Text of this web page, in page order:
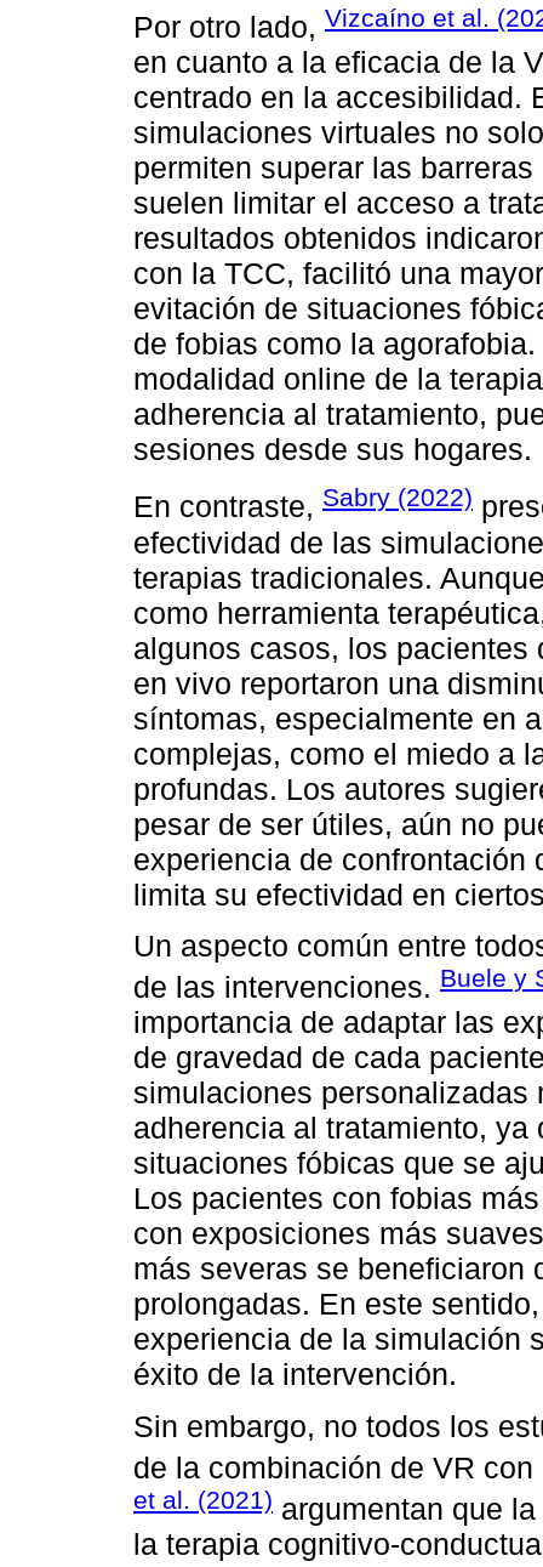
Por otro lado, Vizcaíno et al.
en cuanto a la eficacia de la
centrado en la accesibilidad.
simulaciones virtuales no
permiten superar las
suelen limitar el acceso a
resultados obtenidos
con la TCC, facilitó una
evitación de situaciones
de fobias como la
modalidad online de la
adherencia al tratamiento,
sesiones desde sus hogares.
En contraste, Sabry (2022)
efectividad de las
terapias tradicionales.
como herramienta
algunos casos, los
en vivo reportaron una
síntomas, especialmente en
complejas, como el miedo a
profundas. Los autores
pesar de ser útiles, aún no
experiencia de confrontación
limita su efectividad en
Un aspecto común entre
de las intervenciones. Buele y
importancia de adaptar las
de gravedad de cada
simulaciones
adherencia al tratamiento,
situaciones fóbicas que se
Los pacientes con fobias
con exposiciones más
más severas se beneficiaron
prolongadas. En este
experiencia de la simulación
éxito de la intervención.
Sin embargo, no todos los
de la combinación de VR
et al. (2021) argumentan que
la terapia cognitivo-